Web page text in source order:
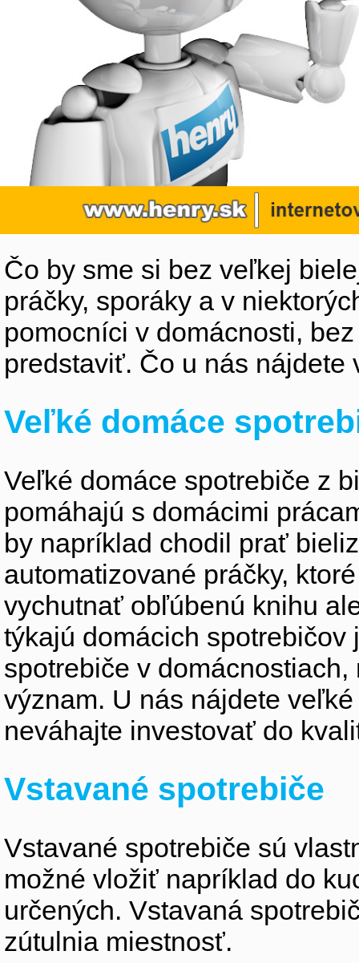
Čo by sme si bez veľkej
práčky, sporáky a v
pomocníci v domácnosti,
predstaviť. Čo u nás
Veľké domáce
Veľké domáce spotrebiče z
pomáhajú s domácimi
by napríklad chodil prať
automatizované práčky,
vychutnať obľúbenú knihu
týkajú domácich
spotrebiče v
význam. U nás nájdete
neváhajte investovať do
Vstavané spotrebiče
Vstavané spotrebiče sú
možné vložiť napríklad do
určených. Vstavaná
zútulnia miestnosť.